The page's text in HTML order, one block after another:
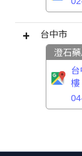
台中市
澄石
樓